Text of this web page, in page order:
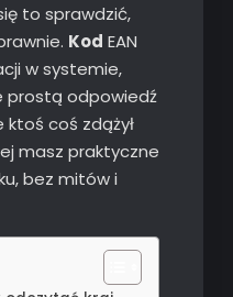
to sprawdzić,
Kod EAN
w systemie,
prostą odpowiedź
coś zdążył
masz praktyczne
bez mitów i